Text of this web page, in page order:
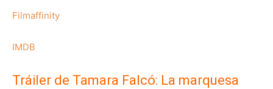
Filmaffinity
IMDB
Tráiler de Tamara Falcó: La marquesa